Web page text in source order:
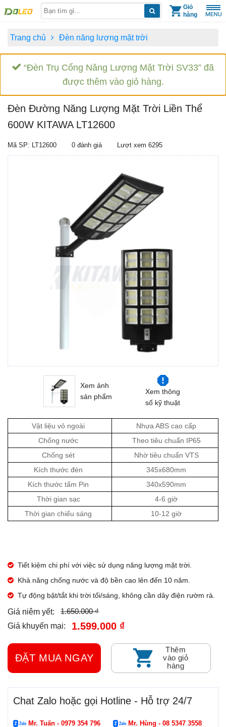
Giỏ
hàng
Trang chủ Đèn năng lượng mặt trời
“Đèn Trụ Cổng Năng Lượng Mặt Trời SV33” đã
được thêm vào giỏ hàng.
Đèn Đường Năng Lượng Mặt Trời Liền Thể
600W KITAWA LT12600
Mã SP: LT12600 0 đánh giá Lượt xem 6295
Xem ảnh
sản phẩm
Xem thông
số kỹ thuật
Vật liệu vỏ ngoài
Nhựa ABS cao cấp
Chống nước
Theo tiêu chuẩn IP65
Chống sét
Nhờ tiêu chuẩn VTS
Kích thước đèn
345x680mm
Kích thước tấm Pin
340x590mm
Thời gian sạc
4-6 giờ
Thời gian chiếu sáng
10-12 giờ
Tiết kiệm chi phí với việc sử dụng năng lượng mặt trời.
Khả năng chống nước và độ bền cao lên đến 10 năm.
Tự động bật/tắt khi trời tối/sáng, không cần dây điện rườm rà.
Giá niêm yết:
1.650.000 ₫
Giá khuyến mại:
1.599.000 ₫
ĐẶT MUA NGAY
Thêm
vào giỏ
hàng
Chat Zalo hoặc gọi Hotline - Hỗ trợ 24/7
Mr. Tuấn - 0979 354 796 Mr. Hùng - 08 5347 3558